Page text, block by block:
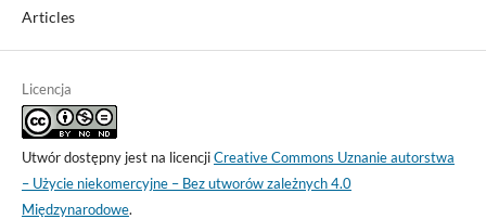
Articles
Licencja
Utwór dostępny jest na licencjiCreative Commons Uznanie autorstwa
– Użycie niekomercyjne – Bez utworów zależnych 4.0
Międzynarodowe.